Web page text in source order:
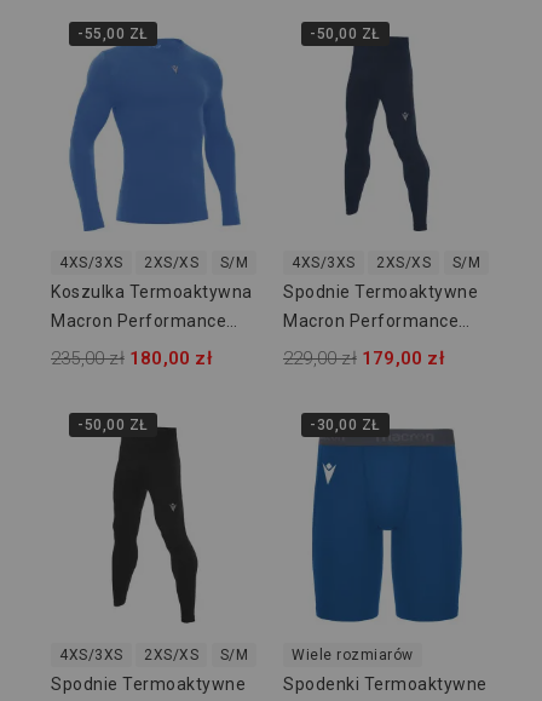
-55,00 ZŁ
4XS/3XS 2XS/XS S/M L/XL 2XL/3XL
Koszulka Termoaktywna
Macron Performance
916103
235,00 zł 180,00 zł
-50,00 ZŁ
4XS/3XS 2XS/XS S/M
Spodnie Termoaktywne
Macron Performance
916207
229,00 zł 179,00 zł
-50,00 ZŁ
4XS/3XS 2XS/XS S/M L/XL 2XL/3XL
Spodnie Termoaktywne
-30,00 ZŁ
Wiele rozmiarów
Spodenki Termoaktywne